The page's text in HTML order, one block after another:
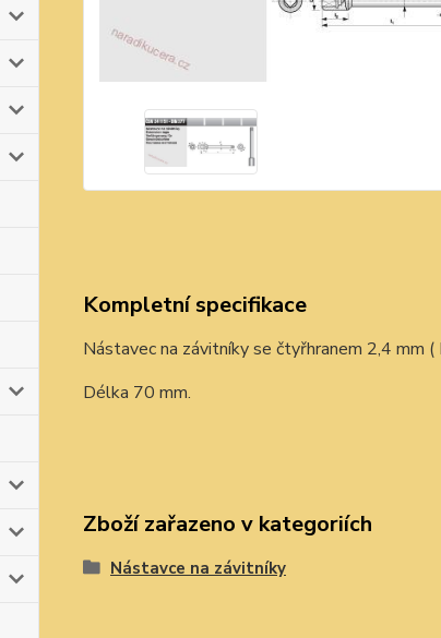
Kompletní specifikace
Nástavec na závitníky se čtyřhranem 2,4 mm
Délka 70 mm.
Zboží zařazeno v kategoriích
Nástavce na závitníky